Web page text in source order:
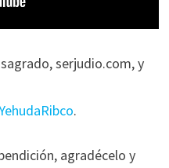
serjudio.com, y
.
agradécelo y